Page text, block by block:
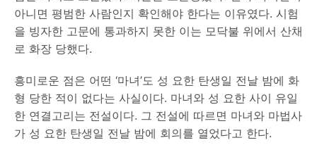
아니면 평범한 사람인지 확인해야 한다는 이유였다. 시험
을 빙자한 고문에 통과하지 못한 이는 모닥불 위에서 산채
로 화장 당했다.
흥미로운 점은 어떤 ‘마녀’도 성 요한 탄생일 전날 밤에 화
형 당한 적이 없다는 사실이다. 마녀와 성 요한 사이 유일
한 연결고리는 전설이다. 그 전설에 따르면 마녀와 마법사
가 성 요한 탄생일 전날 밤에 회의를 열었다고 한다.